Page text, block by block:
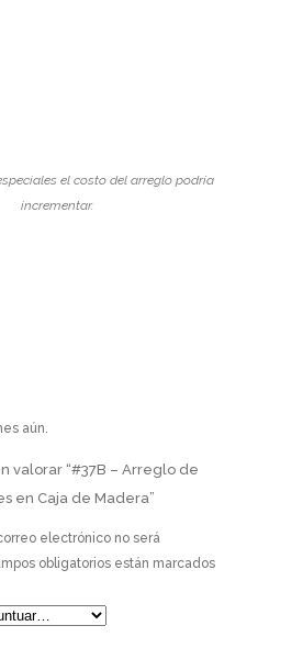
el costo del arreglo podría
incrementar.
aún.
valorar “#37B – Arreglo de
en Caja de Madera”
electrónico no será
obligatorios están marcados